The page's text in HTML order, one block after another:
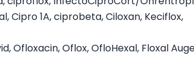
Cipro 1A, ciprobeta, Ciloxan, Keciflox,
Ofloxacin, Oflox, OfloHexal, Floxal